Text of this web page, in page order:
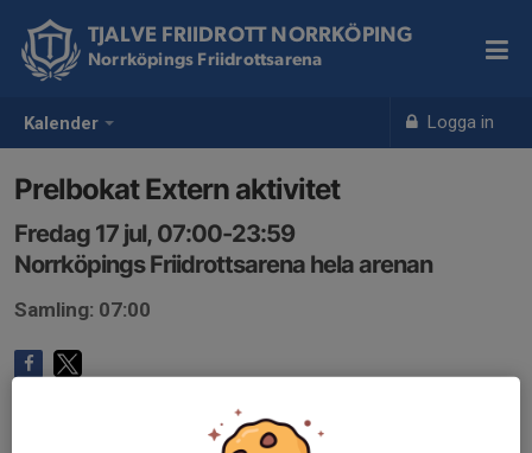
Kalender Logga in
TJALVE FRIIDROTT NORRKÖPING
Norrköpings Friidrottsarena
Prelbokat Extern aktivitet
Fredag 17 jul, 07:00-23:59
Norrköpings Friidrottsarena hela arenan
Samling: 07:00